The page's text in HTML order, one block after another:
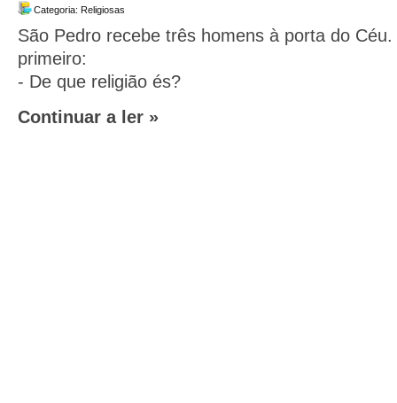
Categoria: Religiosas
São Pedro recebe três homens à porta do
primeiro:
- De que religião és?
Continuar a ler »